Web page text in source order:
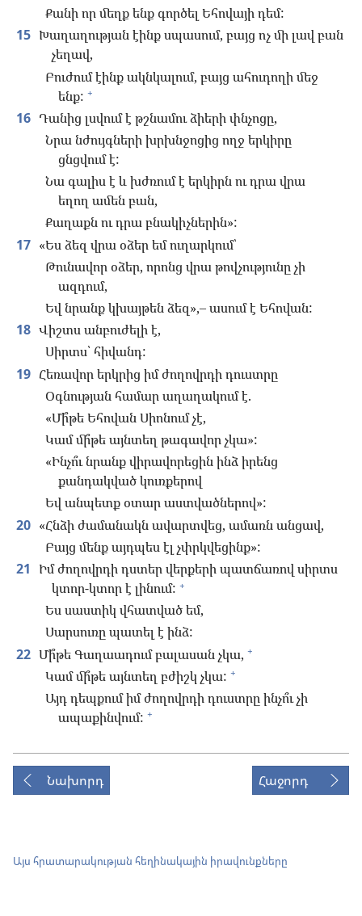
Քանի որ մեղք ենք գործել Եհովայի դեմ:
15 Խաղաղության էինք սպասում, բայց ոչ մի լավ բան
չեղավ,
Բուժում էինք ակնկալում, բայց ահուդողի մեջ
ենք: +
16 Դանից լսվում է թշնամու ձիերի փնչոցը,
Նրա նժույգների խրխնջոցից ողջ երկիրը
ցնցվում է:
Նա գալիս է և խժռում է երկիրն ու դրա վրա
եղող ամեն բան,
Քաղաքն ու դրա բնակիչներին»:
17 «Ես ձեզ վրա օձեր եմ ուղարկում՝
Թունավոր օձեր, որոնց վրա թովչությունը չի
ազդում,
Եվ նրանք կխայթեն ձեզ»,– ասում է Եհովան:
18 Վիշտս անբուժելի է,
Սիրտս՝ հիվանդ:
19 Հեռավոր երկրից իմ ժողովրդի դուստրը
Օգնության համար աղաղակում է.
«Մի՞թե Եհովան Սիոնում չէ,
Կամ մի՞թե այնտեղ թագավոր չկա»:
«Ինչո՞ւ նրանք վիրավորեցին ինձ իրենց
քանդակված կուռքերով
Եվ անպետք օտար աստվածներով»:
20 «Հնձի ժամանակն ավարտվեց, ամառն անցավ,
Բայց մենք այդպես էլ չփրկվեցինք»:
21 Իմ ժողովրդի դստեր վերքերի պատճառով սիրտս
կտոր-կտոր է լինում: +
Ես սաստիկ վհատված եմ,
Սարսուռը պատել է ինձ:
22 Մի՞թե Գաղաադում բալասան չկա, +
Կամ մի՞թե այնտեղ բժիշկ չկա: +
Այդ դեպքում իմ ժողովրդի դուստրը ինչո՞ւ չի
ապաքինվում: +
Նախորդ Հաջորդ
Այս հրատարակության հեղինակային իրավունքները